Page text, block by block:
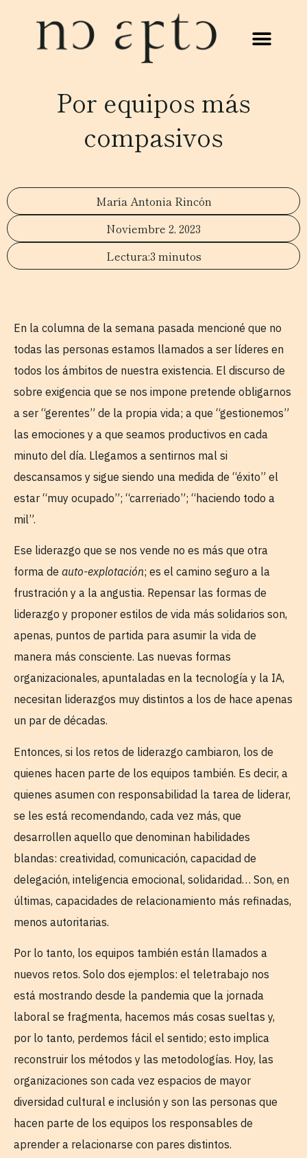
Por equipos más
compasivos
María Antonia Rincón
Noviembre 2, 2023
3 minutos
En la columna de la semana pasada mencioné que no
todas las personas estamos llamados a ser líderes en
todos los ámbitos de nuestra existencia. El discurso de
sobre exigencia que se nos impone pretende obligarnos
a ser “gerentes” de la propia vida; a que “gestionemos”
las emociones y a que seamos productivos en cada
minuto del día. Llegamos a sentirnos mal si
descansamos y sigue siendo una medida de “éxito” el
estar “muy ocupado”; “carreriado”; “haciendo todo a
mil”.
Ese liderazgo que se nos vende no es más que otra
forma de auto-explotación; es el camino seguro a la
frustración y a la angustia. Repensar las formas de
liderazgo y proponer estilos de vida más solidarios son,
apenas, puntos de partida para asumir la vida de
manera más consciente. Las nuevas formas
organizacionales, apuntaladas en la tecnología y la IA,
necesitan liderazgos muy distintos a los de hace apenas
un par de décadas.
Entonces, si los retos de liderazgo cambiaron, los de
quienes hacen parte de los equipos también. Es decir, a
quienes asumen con responsabilidad la tarea de liderar,
se les está recomendando, cada vez más, que
desarrollen aquello que denominan habilidades
blandas: creatividad, comunicación, capacidad de
delegación, inteligencia emocional, solidaridad… Son, en
últimas, capacidades de relacionamiento más refinadas,
menos autoritarias.
Por lo tanto, los equipos también están llamados a
nuevos retos. Solo dos ejemplos: el teletrabajo nos
está mostrando desde la pandemia que la jornada
laboral se fragmenta, hacemos más cosas sueltas y,
por lo tanto, perdemos fácil el sentido; esto implica
reconstruir los métodos y las metodologías. Hoy, las
organizaciones son cada vez espacios de mayor
diversidad cultural e inclusión y son las personas que
hacen parte de los equipos los responsables de
aprender a relacionarse con pares distintos.